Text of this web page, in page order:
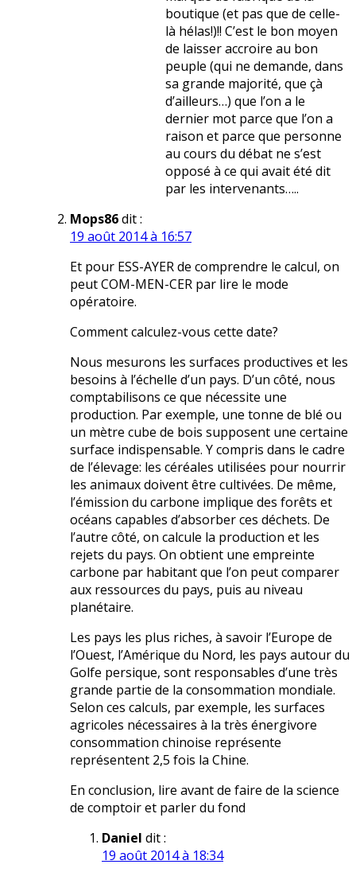
boutique (et pas que de celle-
là hélas!)!! C’est le bon moyen
de laisser accroire au bon
peuple (qui ne demande, dans
sa grande majorité, que çà
d’ailleurs…) que l’on a le
dernier mot parce que l’on a
raison et parce que personne
au cours du débat ne s’est
opposé à ce qui avait été dit
par les intervenants…..
Mops86dit :
19 août 2014 à 16:57
Et pour ESS-AYER de comprendre le calcul, on
peut COM-MEN-CER par lire le mode
opératoire.
Comment calculez-vous cette date?
Nous mesurons les surfaces productives et les
besoins à l’échelle d’un pays. D’un côté, nous
comptabilisons ce que nécessite une
production. Par exemple, une tonne de blé ou
un mètre cube de bois supposent une certaine
surface indispensable. Y compris dans le cadre
de l’élevage: les céréales utilisées pour nourrir
les animaux doivent être cultivées. De même,
l’émission du carbone implique des forêts et
océans capables d’absorber ces déchets. De
l’autre côté, on calcule la production et les
rejets du pays. On obtient une empreinte
carbone par habitant que l’on peut comparer
aux ressources du pays, puis au niveau
planétaire.
Les pays les plus riches, à savoir l’Europe de
l’Ouest, l’Amérique du Nord, les pays autour du
Golfe persique, sont responsables d’une très
grande partie de la consommation mondiale.
Selon ces calculs, par exemple, les surfaces
agricoles nécessaires à la très énergivore
consommation chinoise représente
représentent 2,5 fois la Chine.
En conclusion, lire avant de faire de la science
de comptoir et parler du fond
Daniel dit :
19 août 2014 à 18:34